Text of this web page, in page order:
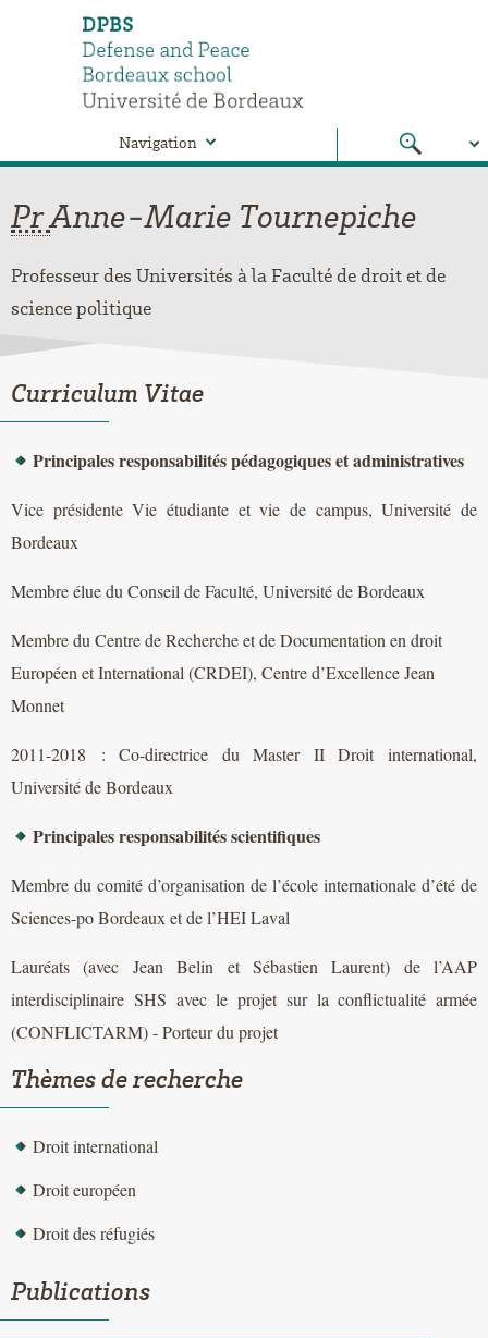
Navigation
PrAnne-Marie Tournepiche
Professeur des Universités à la Faculté de droit et de
science politique
Curriculum Vitae
Principales responsabilités pédagogiques et administratives
Vice présidente Vie étudiante et vie de campus, Université de
Bordeaux
Membre élue du Conseil de Faculté, Université de Bordeaux
Membre du Centre de Recherche et de Documentation en droit
Européen et International (CRDEI), Centre d’Excellence Jean
Monnet
2011-2018 : Co-directrice du Master II Droit international,
Université de Bordeaux
Principales responsabilités scientifiques
Membre du comité d’organisation de l’école internationale d’été de
Sciences-po Bordeaux et de l’HEI Laval
Lauréats (avec Jean Belin et Sébastien Laurent) de l’AAP
interdisciplinaire SHS avec le projet sur la conflictualité armée
(CONFLICTARM) - Porteur du projet
Thèmes de recherche
Droit international
Droit européen
Droit des réfugiés
Publications